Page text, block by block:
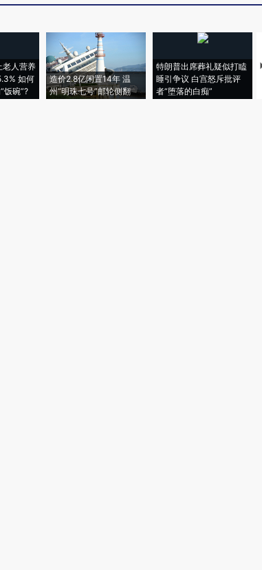
老人营养
如何
饭碗”?
造价2.8亿闲置14年 温
州“明珠七号”邮轮侧翻
特朗普出席葬礼疑似打瞌
睡引争议 白宫怒斥批评
者“堕落的白痴”